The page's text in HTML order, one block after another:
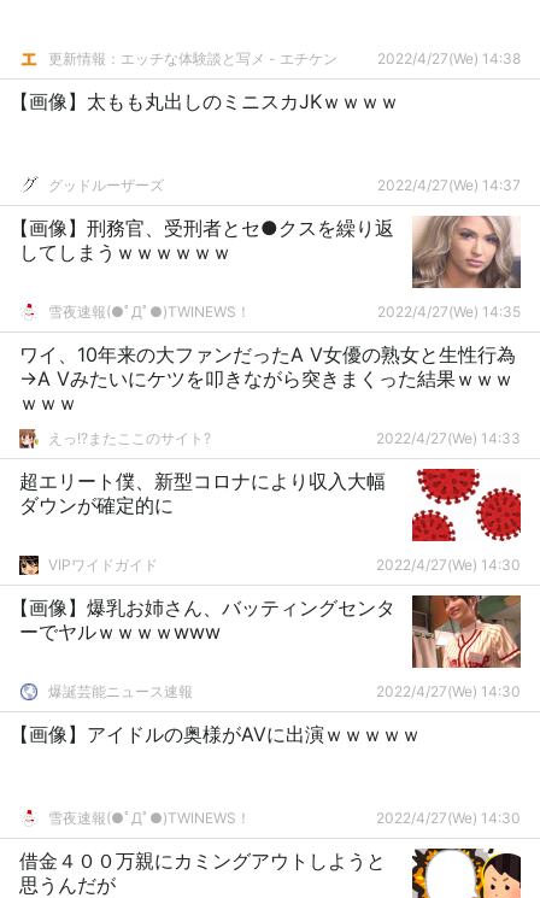
更新情報：エッチな体験談と写メ - エチケン 2022/4/27(We) 14:38
【画像】太もも丸出しのミニスカJKｗｗｗｗ
グッドルーザーズ 2022/4/27(We) 14:37
【画像】刑務官、受刑者とセ●クスを繰り返
してしまうｗｗｗｗｗｗ
雪夜速報(●ﾟДﾟ●)TWINEWS！ 2022/4/27(We) 14:35
ワイ、10年来の大ファンだったA V女優の熟女と生性行為
→A Vみたいにケツを叩きながら突きまくった結果ｗｗｗ
ｗｗｗ
えっ!?またここのサイト? 2022/4/27(We) 14:33
超エリート僕、新型コロナにより収入大幅
ダウンが確定的に
VIPワイドガイド 2022/4/27(We) 14:30
【画像】爆乳お姉さん、バッティングセンタ
ーでヤルｗｗｗｗwww
爆誕芸能ニュース速報 2022/4/27(We) 14:30
【画像】アイドルの奥様がAVに出演ｗｗｗｗｗ
雪夜速報(●ﾟДﾟ●)TWINEWS！ 2022/4/27(We) 14:30
借金４００万親にカミングアウトしようと
思うんだが